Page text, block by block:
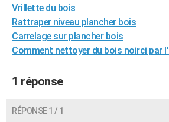
Carte de Noël
Carte Bonne année
Carte Saint-Valentin
Carte Pâques
Carte d'anniversaire
DICTIONNAIRE
Dictionnaire
Biographies
Citations
Expressions
Proverbes
PROGRAMME TV
S'inscrire
Se connecter
Lycées
Collèges
Primaires
Universités
Entreprises
Service militaire
Avis de recherche
AVIS DE DÉCÈS
FORUM
Vrillette du bois
Rattraper niveau plancher bois
Carrelage sur plancher bois
Comment nettoyer du bois noirci par
1 réponse
RÉPONSE 1 / 1